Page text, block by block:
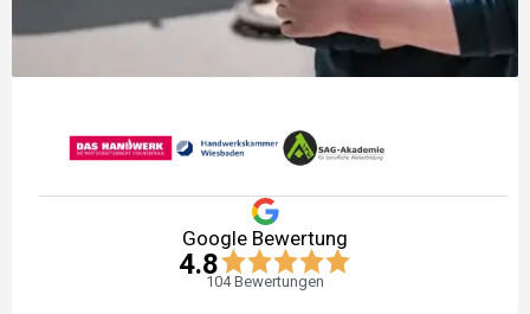
Google Bewertung
4.8
104Bewertungen